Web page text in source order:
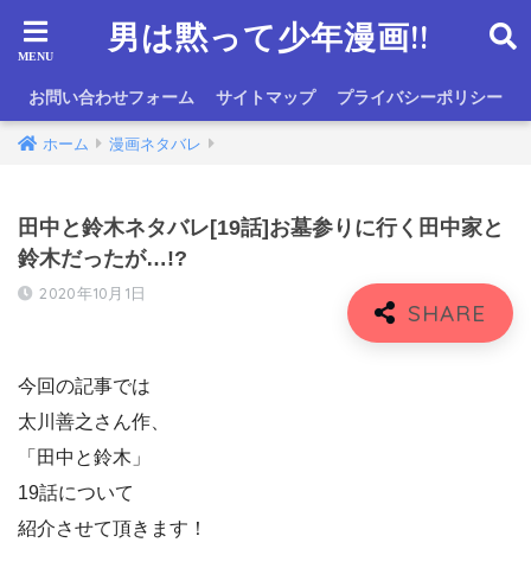
男は黙って少年漫画!!
お問い合わせフォーム サイトマップ プライバシーポリシー
ホーム 漫画ネタバレ
田中と鈴木ネタバレ[19話]お墓参りに行く田中家と
鈴木だったが…!?
2020年10月1日
今回の記事では
太川善之さん作、
「田中と鈴木」
19話について
紹介させて頂きます！